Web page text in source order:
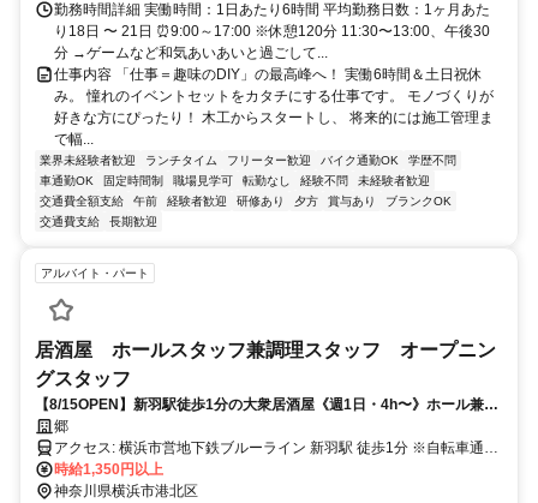
勤務時間詳細 実働時間：1日あたり6時間 平均勤務日数：1ヶ月あた
り18日 〜 21日 ⏰9:00～17:00 ※休憩120分 11:30〜13:00、午後30
分 →ゲームなど和気あいあいと過ごして...
仕事内容 「仕事＝趣味のDIY」の最高峰へ！ 実働6時間＆土日祝休
み。 憧れのイベントセットをカタチにする仕事です。 モノづくりが
好きな方にぴったり！ 木工からスタートし、 将来的には施工管理ま
で幅...
業界未経験者歓迎 ランチタイム フリーター歓迎 バイク通勤OK
学歴不問
車通勤OK
固定時間制 職場見学可 転勤なし 経験不問
未経験者歓迎
交通費全額支給
午前 経験者歓迎 研修あり 夕方 賞与あり
ブランクOK
交通費支給
長期歓迎
アルバイト・パート
居酒屋 ホールスタッフ兼調理スタッフ オープニン
グスタッフ
【8/15OPEN】新羽駅徒歩1分の大衆居酒屋《週1日・4h〜》ホール兼キ
ッチンオープニング募集
郷
アクセス: 横浜市営地下鉄ブルーライン 新羽駅 徒歩1分 ※自転車通勤
可
時給1,350円以上
神奈川県横浜市港北区